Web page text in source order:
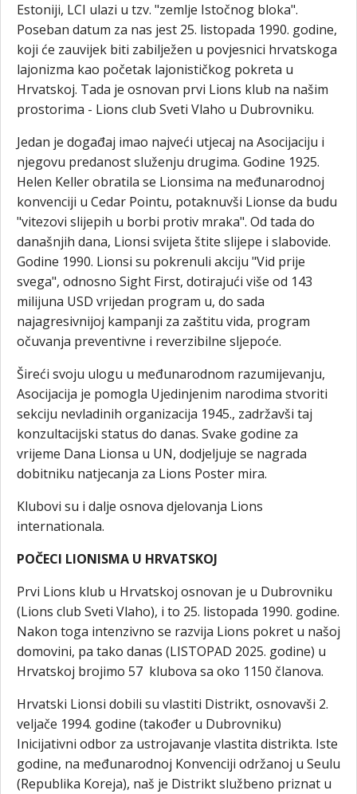
Estoniji, LCI ulazi u tzv. "zemlje Istočnog bloka".
Poseban datum za nas jest 25. listopada 1990. godine,
koji će zauvijek biti zabilježen u povjesnici hrvatskoga
lajonizma kao početak lajonističkog pokreta u
Hrvatskoj. Tada je osnovan prvi Lions klub na našim
prostorima - Lions club Sveti Vlaho u Dubrovniku.
Jedan je događaj imao najveći utjecaj na Asocijaciju i
njegovu predanost služenju drugima. Godine 1925.
Helen Keller obratila se Lionsima na međunarodnoj
konvenciji u Cedar Pointu, potaknuvši Lionse da budu
"vitezovi slijepih u borbi protiv mraka". Od tada do
današnjih dana, Lionsi svijeta štite slijepe i slabovide.
Godine 1990. Lionsi su pokrenuli akciju "Vid prije
svega", odnosno Sight First, dotirajući više od 143
milijuna USD vrijedan program u, do sada
najagresivnijoj kampanji za zaštitu vida, program
očuvanja preventivne i reverzibilne sljepoće.
Šireći svoju ulogu u međunarodnom razumijevanju,
Asocijacija je pomogla Ujedinjenim narodima stvoriti
sekciju nevladinih organizacija 1945., zadržavši taj
konzultacijski status do danas. Svake godine za
vrijeme Dana Lionsa u UN, dodjeljuje se nagrada
dobitniku natjecanja za Lions Poster mira.
Klubovi su i dalje osnova djelovanja Lions
internationala.
POČECI LIONISMA U HRVATSKOJ
Prvi Lions klub u Hrvatskoj osnovan je u Dubrovniku
(Lions club Sveti Vlaho), i to 25. listopada 1990. godine.
Nakon toga intenzivno se razvija Lions pokret u našoj
domovini, pa tako danas (LISTOPAD 2025. godine) u
Hrvatskoj brojimo 57 klubova sa oko 1150 članova.
Hrvatski Lionsi dobili su vlastiti Distrikt, osnovavši 2.
veljače 1994. godine (također u Dubrovniku)
Inicijativni odbor za ustrojavanje vlastita distrikta. Iste
godine, na međunarodnoj Konvenciji održanoj u Seulu
(Republika Koreja), naš je Distrikt službeno priznat u